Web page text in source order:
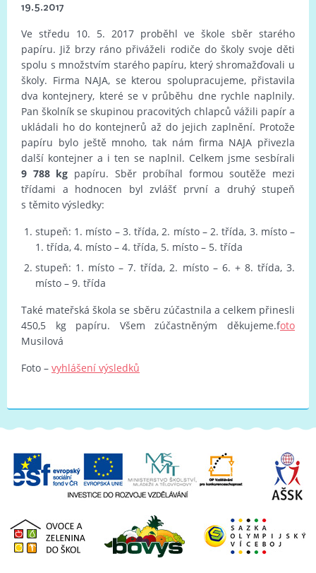
19.5.2017
Ve středu 10. 5. 2017 proběhl ve škole sběr starého
papíru. Již brzy ráno přiváželi rodiče do školy svoje děti
spolu s množstvím starého papíru, který shromažďovali u
školy. Firma NAJA, se kterou spolupracujeme, přistavila
dva kontejnery, které se v průběhu dne rychle naplnily.
Pan školník se skupinou pracovitých chlapců vážili papír a
ukládali ho do kontejnerů až do jejich zaplnění. Protože
papíru bylo ještě mnoho, tak nám firma NAJA přivezla
další kontejner a i ten se naplnil. Celkem jsme sesbírali
9 788 kg papíru. Sběr probíhal formou soutěže mezi
třídami a hodnocen byl zvlášť první a druhý stupeň
s těmito výsledky:
stupeň: 1. místo – 3. třída, 2. místo – 2. třída, 3. místo –
1. třída, 4. místo – 4. třída, 5. místo – 5. třída
stupeň: 1. místo – 7. třída, 2. místo – 6. + 8. třída, 3.
místo – 9. třída
Také mateřská škola se sběru zúčastnila a celkem přinesli
450,5 kg papíru. Všem zúčastněným děkujeme.foto
Musilová
Foto – vyhlášení výsledků